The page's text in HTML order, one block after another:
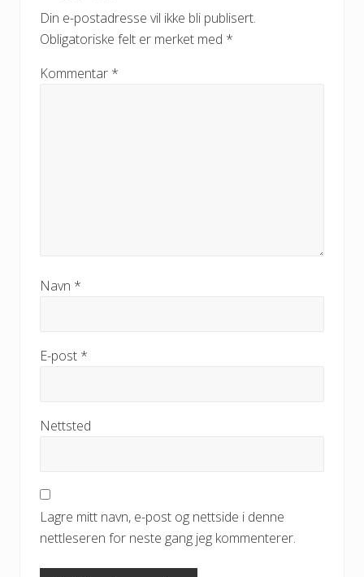
Din e-postadresse vil ikke bli publisert.
Obligatoriske felt er merket med *
Kommentar *
Navn *
E-post *
Nettsted
Lagre mitt navn, e-post og nettside i denne
nettleseren for neste gang jeg kommenterer.